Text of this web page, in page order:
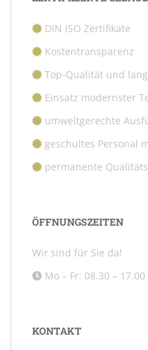
DIN ISO Zertifikate
Kostentransparenz
Top-Qualität und
Einsatz modernster
umweltgerechte
geschultes Personal
permanente
ÖFFNUNGSZEITEN
Wir sind für Sie da!
Mo – Fr: 08.30 –
KONTAKT